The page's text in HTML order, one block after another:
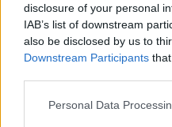
disclosure of your personal
IAB’s list of downstream
also be disclosed by us to
Downstream Participants
Please note that this
Personal Data
Αποσβολωμένος
που περίμενε νίκη για
θεατές έβλεπαν live τις
περιμένοντας την
11.02.2026, 13:39